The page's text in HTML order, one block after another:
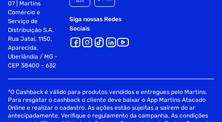
07 | Martins
Comércio e
Serviço de
Distribuição S.A.
Rua Jataí, 1150,
Aparecida,
Uberlândia / MG -
CEP 38400 - 632
Siga nossas Redes
Sociais
*O Cashback é válido para produtos vendidos e entregues pelo Martins.
Para resgatar o cashback o cliente deve baixar o App Martins Atacado
Online e realizar o cadastro. As ações estão sujeitas a saírem do ar
antecipadamente. Verifique o regulamento da campanha. As condições